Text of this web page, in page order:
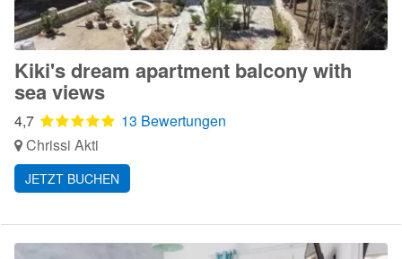
Kiki's dream apartment balcony with
sea views
4,7
13 Bewertungen
Chrissi Akti
JETZT BUCHEN